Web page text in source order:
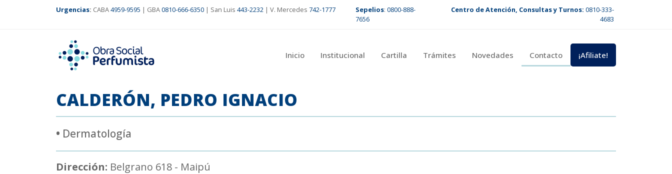
Urgencias: CABA4959-9595 | GBA0810-666-6350 | San Luis 443-2232 | V. Mercedes 742-1777 Sepelios: 0800-888-
7656
Centro de Atención, Consultas y Turnos: 0810-333-
4683
Inicio Institucional Cartilla Trámites Novedades Contacto ¡Afiliate!
CALDERÓN, PEDRO IGNACIO
• Dermatología
Dirección: Belgrano 618 - Maipú